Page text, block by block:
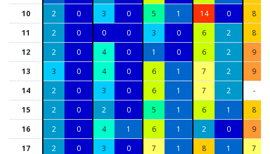
10
2 0 3 0 5 1 14 0
8
11
2 0 0 0 3 0 6 2
8
12
2 0 4 0 1 0 6 2
9
13
3 0 4 0 6 1 7 2
9
14
2 0 3 0 6 1 7 2
-
15
2 0 2 0 5 1 6 1
8
16
2 0 4 1 6 1 2 0
9
17
2 0 3 0 7 1 8 1
7